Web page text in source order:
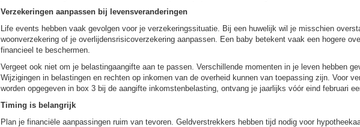
Verzekeringen aanpassen bij levensveranderingen
Life events hebben vaak gevolgen voor je verzekeringssituatie. Bij een huwelijk wil je misschien
woonverzekering of je overlijdensrisicoverzekering aanpassen. Een baby betekent vaak een hogere
financieel te beschermen.
Vergeet ook niet om je belastingaangifte aan te passen. Verschillende momenten in je leven hebben
Wijzigingen in belastingen en rechten op inkomen van de overheid kunnen van toepassing zijn. Voor
worden opgegeven in box 3 bij de aangifte inkomstenbelasting, ontvang je jaarlijks vóór eind februari
Timing is belangrijk
Plan je financiële aanpassingen ruim van tevoren. Geldverstrekkers hebben tijd nodig voor